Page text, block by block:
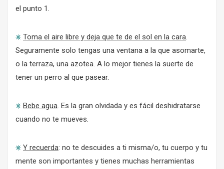
el punto 1.
Toma el aire libre y deja que te de el sol en la cara.
Seguramente solo tengas una ventana a la que asomarte,
o la terraza, una azotea. A lo mejor tienes la suerte de
tener un perro al que pasear.
Bebe agua. Es la gran olvidada y es fácil deshidratarse
cuando no te mueves.
Y recuerda: no te descuides a ti misma/o, tu cuerpo y tu
mente son importantes y tienes muchas herramientas